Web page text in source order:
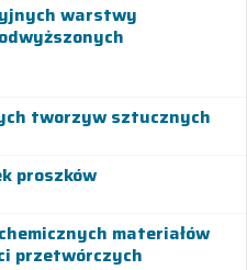
warstwy
tworzyw sztucznych
proszków
materiałów
przetwórczych